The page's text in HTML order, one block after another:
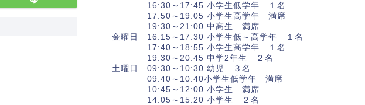
16:30～17:45 小学生低学年 １名
17:50～19:05 小学生高学年 満席
19:30～21:00 中高生 満席
金曜日 16:15～17:30 小学生低～高学年 １名
17:40～18:55 小学生高学年 １名
19:30～20:45 中学2年生 ２名
土曜日 09:30～10:30 幼児 ３名
09:40～10:40小学生低学年 満席
10:45～12:00 小学生 満席
14:05～15:20 小学生 ２名